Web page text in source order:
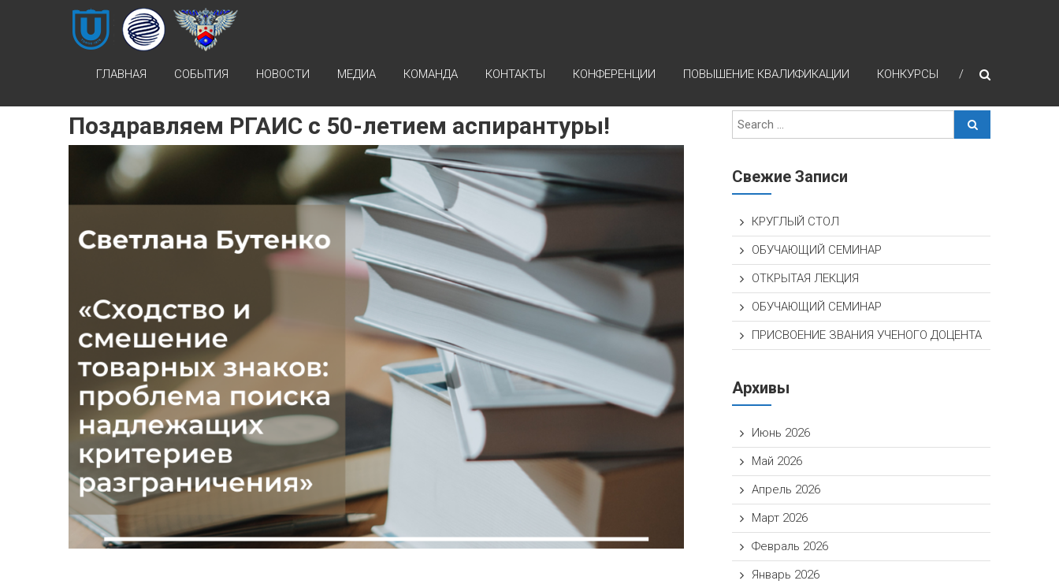
НОЦ
«ИНТЕЛЛЕКТУАЛЬНАЯ
СОБСТВЕННОСТЬ И
ПРАВА»
«ИНТЕЛЛЕКТУАЛЬНАЯ
СОБСТВЕННОСТЬ И
ГЛАВНАЯ СОБЫТИЯ НОВОСТИ МЕДИА КОМАНДА КОНТАКТЫ КОНФЕРЕНЦИИ ПОВЫШЕНИЕ КВАЛИФИКАЦИИ КОНКУРСЫ
Поздравляем РГАИС с 50-летием аспирантуры!
Свежие Записи
КРУГЛЫЙ СТОЛ
ОБУЧАЮЩИЙ СЕМИНАР
ОТКРЫТАЯ ЛЕКЦИЯ
ОБУЧАЮЩИЙ СЕМИНАР
ПРИСВОЕНИЕ ЗВАНИЯ УЧЕНОГО ДОЦЕНТА
Архивы
Июнь 2026
Май 2026
Апрель 2026
Март 2026
Февраль 2026
Январь 2026